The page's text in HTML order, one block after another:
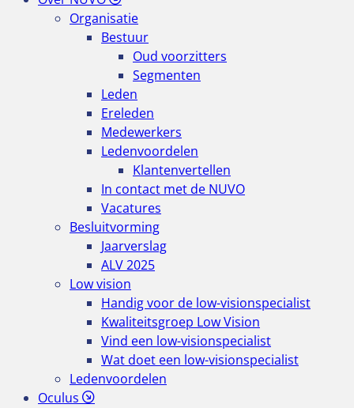
Organisatie
Bestuur
Oud voorzitters
Segmenten
Leden
Ereleden
Medewerkers
Ledenvoordelen
Klantenvertellen
In contact met de NUVO
Vacatures
Besluitvorming
Jaarverslag
ALV 2025
Low vision
Handig voor de low-visionspecialist
Kwaliteitsgroep Low Vision
Vind een low-visionspecialist
Wat doet een low-visionspecialist
Ledenvoordelen
Oculus